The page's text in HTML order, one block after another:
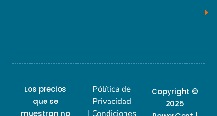
Los precios
que se
muestran no
Pólítica de
Privacidad
| Condiciones
Copyright ©
2025